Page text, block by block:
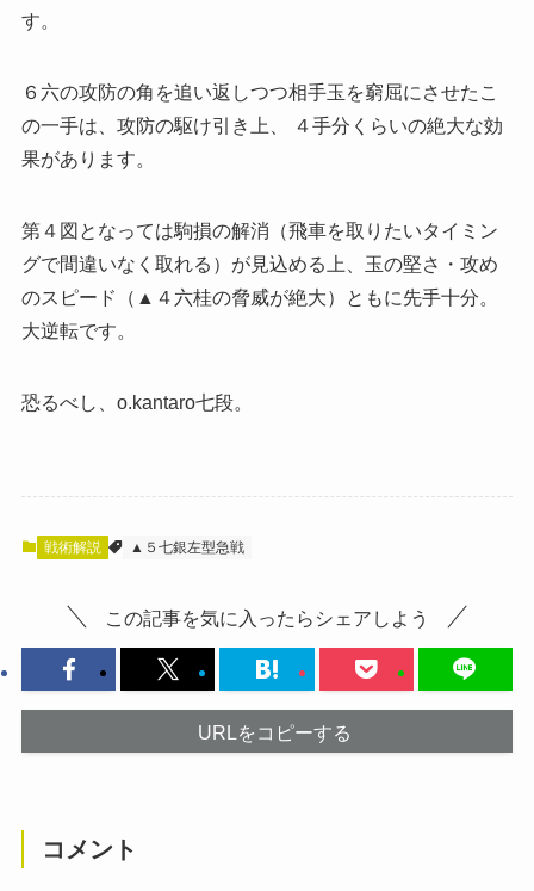
す。
６六の攻防の角を追い返しつつ相手玉を窮屈にさせたこ
の一手は、攻防の駆け引き上、 ４手分くらいの絶大な効
果があります。
第４図となっては駒損の解消（飛車を取りたいタイミン
グで間違いなく取れる）が見込める上、玉の堅さ・攻め
のスピード（▲４六桂の脅威が絶大）ともに先手十分。
大逆転です。
恐るべし、o.kantaro七段。
戦術解説 ▲５七銀左型急戦
この記事を気に入ったらシェアしよう
URLをコピーする
コメント